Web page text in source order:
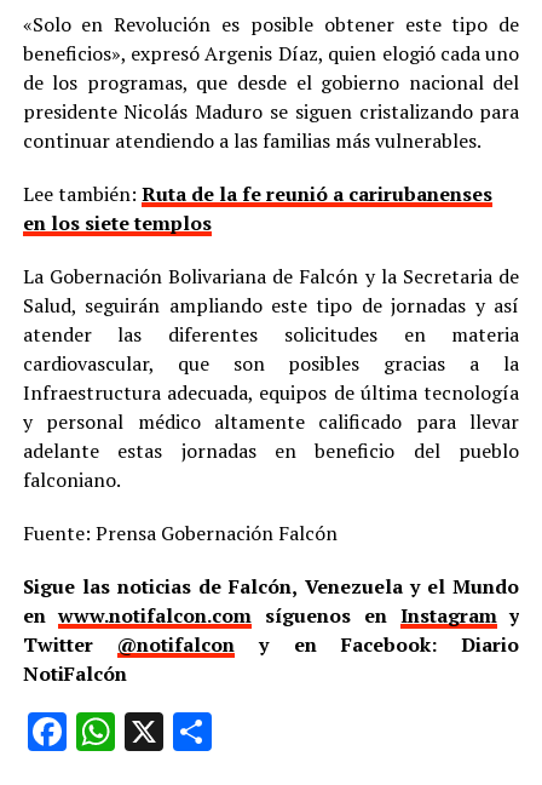
«Solo en Revolución es posible obtener este tipo de
beneficios», expresó Argenis Díaz, quien elogió cada uno
de los programas, que desde el gobierno nacional del
presidente Nicolás Maduro se siguen cristalizando para
continuar atendiendo a las familias más vulnerables.
Lee también: Ruta de la fe reunió a carirubanenses
en los siete templos
La Gobernación Bolivariana de Falcón y la Secretaria de
Salud, seguirán ampliando este tipo de jornadas y así
atender las diferentes solicitudes en materia
cardiovascular, que son posibles gracias a la
Infraestructura adecuada, equipos de última tecnología
y personal médico altamente calificado para llevar
adelante estas jornadas en beneficio del pueblo
falconiano.
Fuente: Prensa Gobernación Falcón
Sigue las noticias de Falcón, Venezuela y el Mundo
enwww.notifalcon.com síguenos en Instagramy
Twitter @notifalcon y en Facebook: Diario
NotiFalcón
Facebook
WhatsApp
X Compartir